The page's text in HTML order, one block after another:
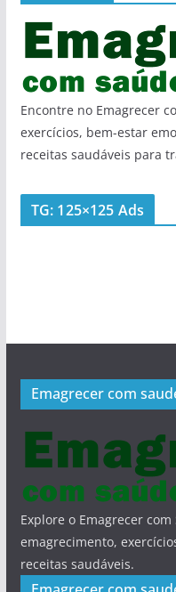
Encontre no Emagrecer
exercícios, bem-estar
receitas saudáveis para
TG: 125×125 Ads
Emagrecer com
Explore o Emagrecer
emagrecimento,
receitas saudáveis.